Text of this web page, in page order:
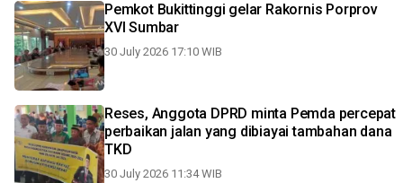
Pemkot Bukittinggi gelar Rakornis Porprov
XVI Sumbar
30 July 2026 17:10 WIB
Reses, Anggota DPRD minta Pemda percepat
perbaikan jalan yang dibiayai tambahan dana
TKD
30 July 2026 11:34 WIB